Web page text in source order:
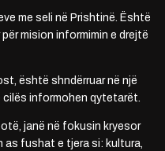
me seli në Prishtinë. Është
mision informimin e drejtë
është shndërruar në një
cilës informohen qytetarët.
janë në fokusin kryesor
as fushat e tjera si: kultura,